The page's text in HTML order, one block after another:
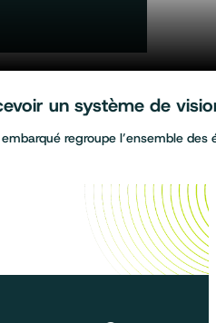
un système de
regroupe l’ensemble